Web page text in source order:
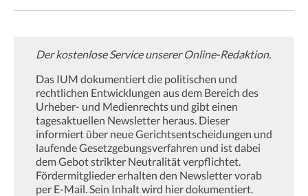
Der kostenlose Service unserer Online-Redaktion.
Das IUM dokumentiert die politischen und
rechtlichen Entwicklungen aus dem Bereich des
Urheber- und Medienrechts und gibt einen
tagesaktuellen Newsletter heraus. Dieser
informiert über neue Gerichtsentscheidungen und
laufende Gesetzgebungsverfahren und ist dabei
dem Gebot strikter Neutralität verpflichtet.
Fördermitglieder erhalten den Newsletter vorab
per E-Mail. Sein Inhalt wird hier dokumentiert.